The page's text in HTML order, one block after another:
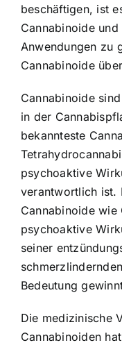
beschäftigen, ist
Cannabinoide
Anwendungen zu
Cannabinoide
Cannabinoide
in der
bekannteste
psychoaktive
verantwortlich ist.
Cannabinoide wie
psychoaktive
seiner
Bedeutung
Die medizinische
Cannabinoiden